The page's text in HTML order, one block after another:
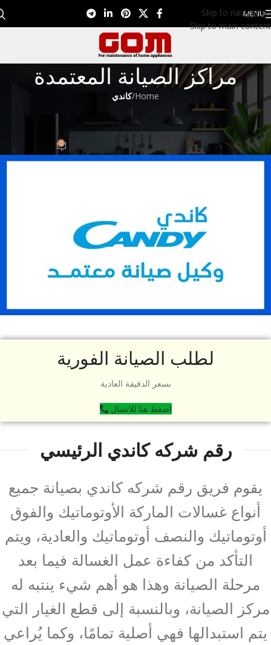
Skip to navigation
Skip to main content
MENU
مراكز الصيانة المعتمدة
Home
/كاندي
كاندي
رقم شركه كاندي 01099948826
Eman EL NagarOn سبتمبر 14, 2022 0
لطلب الصيانة الفورية
بسعر الدقيقة العادية
اضغط هنا للاتصال
رقم شركه كاندي الرئيسي
يقوم فريق رقم شركه كاندي بصيانة جميع
أنواع غسالات الماركة الأوتوماتيك والفوق
أوتوماتيك والنصف أوتوماتيك والعادية، ويتم
التأكد من كفاءة عمل الغسالة فيما بعد
مرحلة الصيانة وهذا هو أهم شيء ينتبه له
مركز الصيانة، وبالنسبة إلى قطع الغيار التي
يتم استبدالها فهي أصلية تمامًا، وكما يُراعي